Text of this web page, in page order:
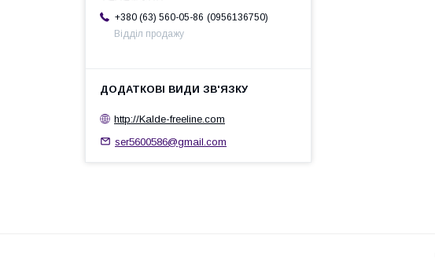
+380 (63) 560-05-86
0956136750
Відділ продажу
http://Kalde-freeline.com
ser5600586@gmail.com